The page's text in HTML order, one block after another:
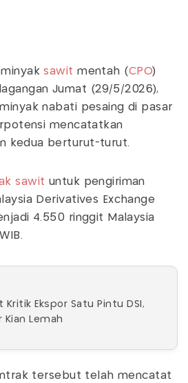
minyaksawit mentah (CPO)
Jumat (29/5/2026),
nabati pesaing di pasar
mencatatkan
kedua berturut-turut.
sawit untuk pengiriman
Derivatives Exchange
4.550 ringgit Malaysia
Kritik Ekspor Satu Pintu DSI,
Kian Lemah
tersebut telah mencatat